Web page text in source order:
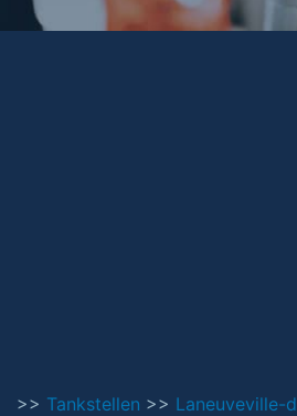
>> Tankstellen >> Laneuveville-